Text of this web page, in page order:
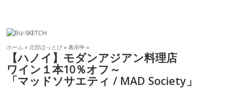
ホーム »北部ほっとぴ » 表示中 »
【ハノイ】モダンアジアン料理店
ワイン１本10％オフ～
「マッドソサエティ / MAD Society」